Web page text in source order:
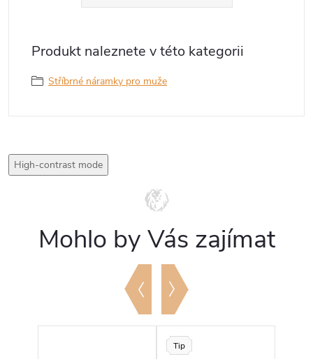
Produkt naleznete v této kategorii
Stříbrné náramky pro muže
High-contrast mode
Mohlo by Vás zajímat
Tip